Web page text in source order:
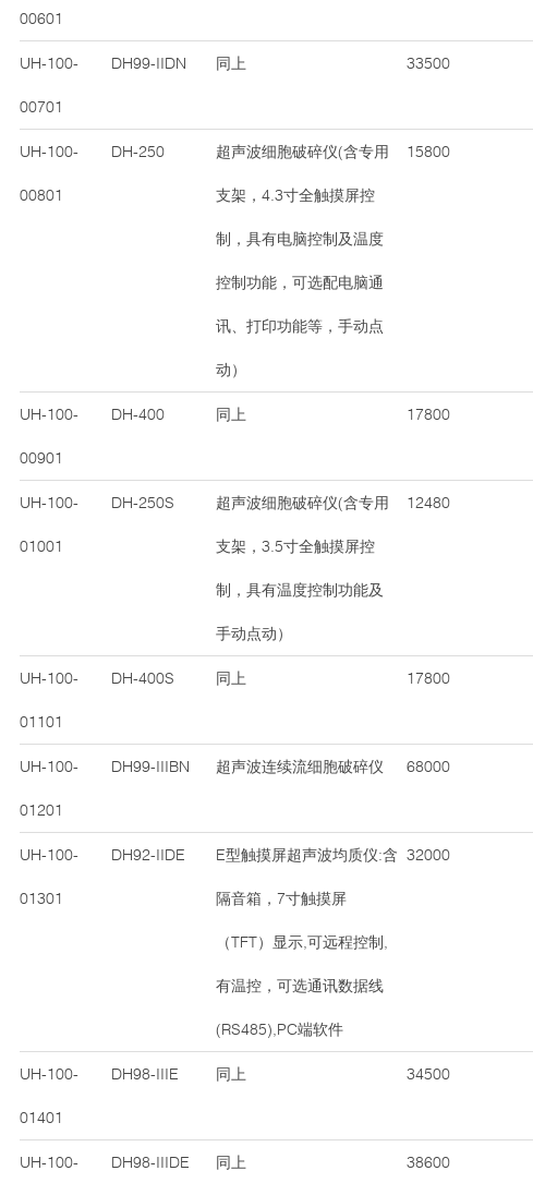
00601
UH-100-
00701
DH99-IIDN 同上 33500
UH-100-
00801
DH-250 超声波细胞破碎仪(含专用
支架，4.3寸全触摸屏控
制，具有电脑控制及温度
控制功能，可选配电脑通
讯、打印功能等，手动点
动）
15800
UH-100-
00901
DH-400 同上 17800
UH-100-
01001
DH-250S 超声波细胞破碎仪(含专用
支架，3.5寸全触摸屏控
制，具有温度控制功能及
手动点动）
12480
UH-100-
01101
DH-400S 同上 17800
UH-100-
01201
DH99-IIIBN 超声波连续流细胞破碎仪 68000
UH-100-
01301
DH92-IIDE E型触摸屏超声波均质仪:含
隔音箱，7寸触摸屏
（TFT）显示,可远程控制,
有温控，可选通讯数据线
(RS485),PC端软件
32000
UH-100-
01401
DH98-IIIE 同上 34500
UH-100- DH98-IIIDE 同上 38600